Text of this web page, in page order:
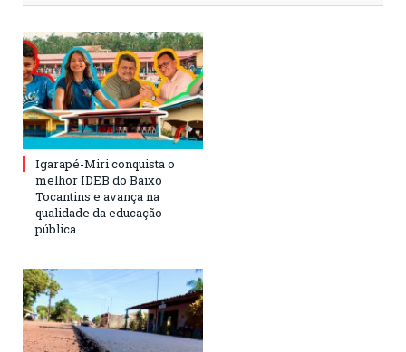
Igarapé-Miri conquista o
melhor IDEB do Baixo
Tocantins e avança na
qualidade da educação
pública